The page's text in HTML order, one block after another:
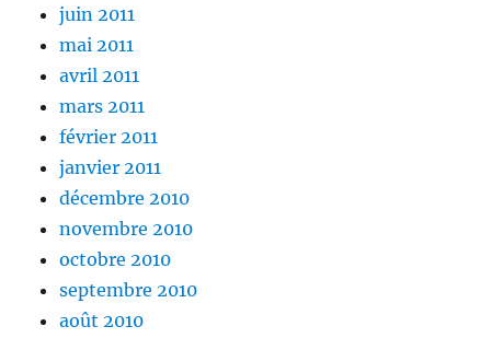
juin 2011
mai 2011
avril 2011
mars 2011
février 2011
janvier 2011
décembre 2010
novembre 2010
octobre 2010
septembre 2010
août 2010